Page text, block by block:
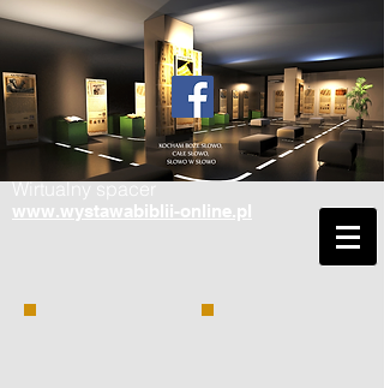
Wirtualny spacer
www.wystawabiblii-online.pl